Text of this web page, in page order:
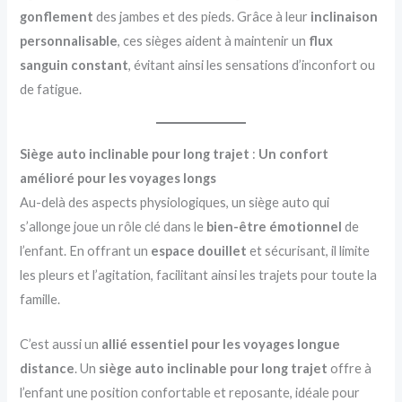
gonflement des jambes et des pieds. Grâce à leur inclinaison
personnalisable, ces sièges aident à maintenir un flux
sanguin constant, évitant ainsi les sensations d’inconfort ou
de fatigue.
Siège auto inclinable pour long trajet : Un confort
amélioré pour les voyages longs
Au-delà des aspects physiologiques, un siège auto qui
s’allonge joue un rôle clé dans le bien-être émotionnel de
l’enfant. En offrant un espace douillet et sécurisant, il limite
les pleurs et l’agitation, facilitant ainsi les trajets pour toute la
famille.
C’est aussi un allié essentiel pour les voyages longue
distance. Un siège auto inclinable pour long trajet offre à
l’enfant une position confortable et reposante, idéale pour